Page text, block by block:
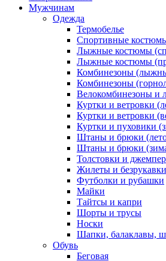
Мужчинам
Одежда
Термобелье
Спортивные
Лыжные костюмы
Лыжные костюмы
Комбинезоны
Комбинезоны
Велокомбинезоны и
Куртки и ветровки
Куртки и ветровки
Куртки и пуховики
Штаны и брюки
Штаны и брюки
Толстовки и
Жилеты и безрукавки
Футболки и рубашки
Майки
Тайтсы и капри
Шорты и трусы
Носки
Шапки, балаклавы,
Обувь
Беговая